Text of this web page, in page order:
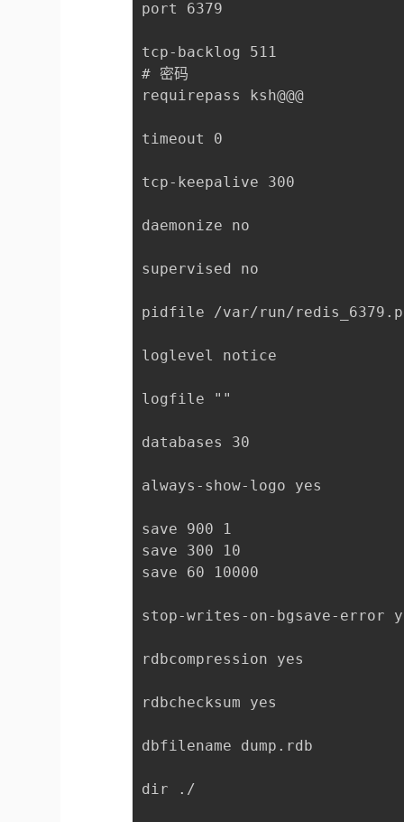
port 6379
tcp-backlog 511
# 密码
requirepass ksh@@@
timeout 0
tcp-keepalive 300
daemonize no
supervised no
pidfile /var/run/
loglevel notice
logfile ""
databases 30
always-show-logo yes
save 900 1
save 300 10
save 60 10000
stop-writes-on-bgsave-error
rdbcompression yes
rdbchecksum yes
dbfilename dump.rdb
dir ./